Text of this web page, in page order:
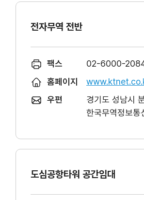
전자무역 전반
팩스
02-6000-
홈페이지
우편
경기도 성남시
한국무역정보
도심공항타워 공간임대